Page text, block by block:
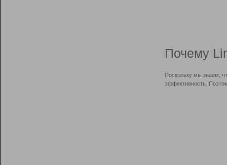
Почему
Поскольку мы знаем,
эффективность.